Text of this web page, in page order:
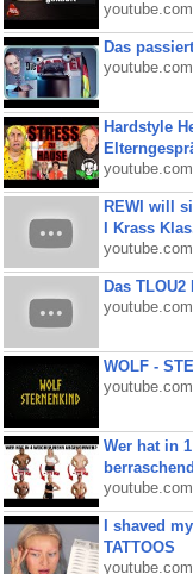
youtube.com
Das
youtube.com
Hardstyle
youtube.com
REWI will
I Krass
youtube.com
Das
youtube.com
WOLF -
youtube.com
Wer hat in
youtube.com
I shaved
TATTOOS
youtube.com